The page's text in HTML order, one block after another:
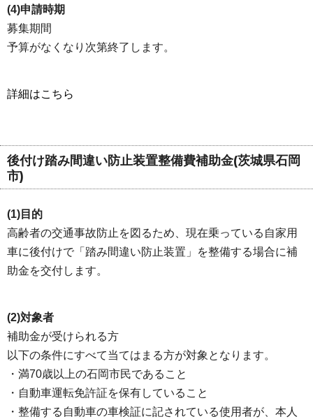
(4)申請時期
募集期間
予算がなくなり次第終了します。
詳細はこちら
後付け踏み間違い防止装置整備費補助金(茨城県石岡
市)
(1)目的
高齢者の交通事故防止を図るため、現在乗っている自家用
車に後付けで「踏み間違い防止装置」を整備する場合に補
助金を交付します。
(2)対象者
補助金が受けられる方
以下の条件にすべて当てはまる方が対象となります。
・満70歳以上の石岡市民であること
・自動車運転免許証を保有していること
・整備する自動車の車検証に記されている使用者が、本人